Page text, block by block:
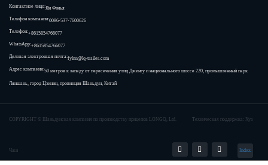
Контактное лицо:Ян Фэнья
Телефон компании:0086-537-7600626
Телефон:+8615854766077
WhatsApp:+8615854766077
Деловая электронная почта:fylnn@lq-trailer.com
Адрес компании:50 метров к западу от пересечения улиц Джингу и национального шоссе 220, промышленный парк
Ляншань, город Цзинин, провинция Шаньдун, Китай
COPYRIGHT © Шаньдунская компания по производству прицепов LONGQ, Ltd. Техническая поддержка: Хуа
Чжи Index